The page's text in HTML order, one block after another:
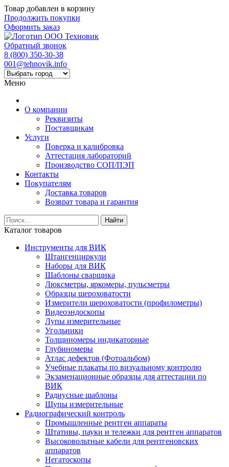
Товар добавлен в корзину
Продолжить покупки
Оформить заказ
Обратный звонок
8 (800) 350-30-38
001@tehnovik.info
Меню
О компании
Реквизиты
Поставщикам
Услуги
Поверка и калибровка
Аттестация лабораторий
Производство СОП/ПЭП
Контакты
Покупателям
Доставка товаров
Возврат товара и гарантия
Найти
Каталог товаров
Инструменты для ВИК
Штангенциркули
Наборы для ВИК
Шаблоны сварщика
Люксметры, яркомеры, пульсметры
Образцы шероховатости
Измерители шероховатости (профилометры)
Видеоэндоскопы
Лупы измерительные
Угольники
Толщиномеры индикаторные
Глубиномеры
Атлас дефектов (Фотоальбом)
Учебные плакаты по визуальному контролю
Экзаменационные образцы для аттестации по
ВИК
Радиусные шаблоны
Щупы измерительные
Радиографический контроль
Промышленные рентген аппараты
Штативы, пауки и тележки для рентген аппаратов
Высоковольтные кабели для рентгеновских
аппаратов
Негатоскопы